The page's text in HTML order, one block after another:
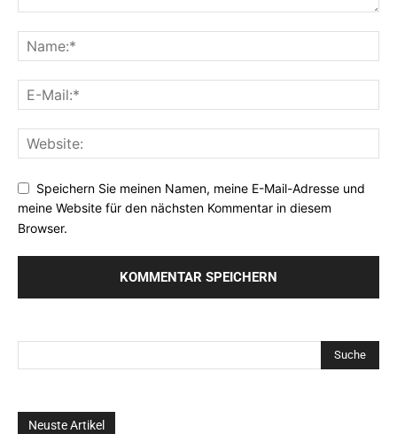
Speichern Sie meinen Namen, meine E-Mail-Adresse und
meine Website für den nächsten Kommentar in diesem
Browser.
Neuste Artikel